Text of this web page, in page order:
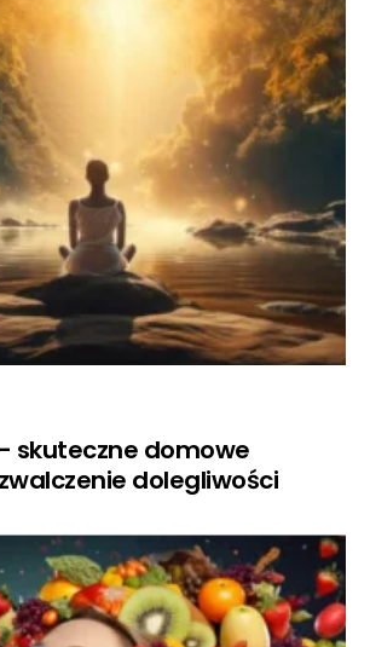
skuteczne domowe
dolegliwości